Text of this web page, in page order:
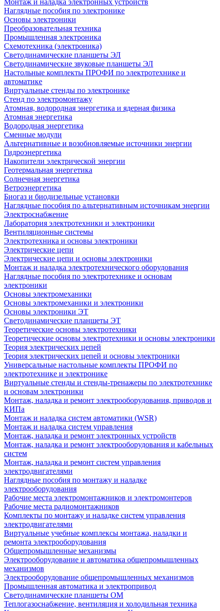
Монтаж и наладка электронных устройств
Наглядные пособия по электронике
Основы электроники
Преобразовательная техника
Промышленная электроника
Схемотехника (электроника)
Светодинамические планшеты ЭЛ
Светодинамические звуковые планшеты ЭЛ
Настольные комплекты ПРОФИ по электротехнике и
автоматике
Виртуальные стенды по электронике
Стенд по электромонтажу
Атомная, водородная энергетика и ядерная физика
Атомная энергетика
Водородная энергетика
Сменные модули
Альтернативные и возобновляемые источники энергии
Гидроэнергетика
Накопители электрической энергии
Геотермальная энергетика
Солнечная энергетика
Ветроэнергетика
Биогаз и биодизельные установки
Наглядные пособия по альтернативным источникам энергии
Электроснабжение
Лаборатория электротехники и электроники
Вентиляционные системы
Электротехника и основы электроники
Электрические цепи
Электрические цепи и основы электроники
Монтаж и наладка электротехнического оборудования
Наглядные пособия по электротехнике и основам
электроники
Основы электромеханики
Основы электромеханики и электроники
Основы электроники ЭТ
Светодинамические планшеты ЭТ
Теоретические основы электротехники
Теоретические основы электротехники и основы электроники
Теория электрических цепей
Теория электрических цепей и основы электроники
Универсальные настольные комплекты ПРОФИ по
электротехнике и электронике
Виртуальные стенды и стенды-тренажеры по электротехнике
и основам электроники
Монтаж, наладка и ремонт электрооборудования, приводов и
КИПа
Монтаж и наладка систем автоматики (WSR)
Монтаж и наладка систем управления
Монтаж, наладка и ремонт электронных устройств
Монтаж, наладка и ремонт электрооборудования и кабельных
систем
Монтаж, наладка и ремонт систем управления
электродвигателями
Наглядные пособия по монтажу и наладке
электрооборудования
Рабочие места электромонтажников и электромонтеров
Рабочие места радиомонтажников
Комплекты по монтажу и наладке систем управления
электродвигателями
Виртуальные учебные комплексы монтажа, наладки и
ремонта электрооборудования
Общепромышленные механизмы
Электрооборудование и автоматика общепромышленных
механизмов
Электрооборудование общепромышленных механизмов
Промышленная автоматика и электропривод
Светодинамические планшеты ОМ
Теплогазоснабжение, вентиляция и холодильная техника